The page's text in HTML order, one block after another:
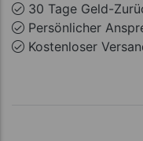
30 Tage Geld-
Persönlicher
Kostenloser